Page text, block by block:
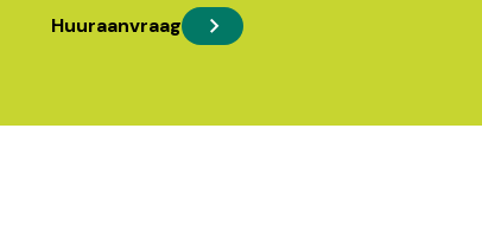
Huuraanvraag